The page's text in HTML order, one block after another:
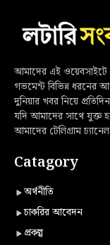
আমাদের এই ওয়েবসাইটে
গভমেন্ট বিভিন্ন
দুনিয়ার খবর নিয়ে
যদি আমাদের সাথে যুক্ত
আমাদের টেলিগ্রাম
Catagory
অর্থনীতি
চাকরির আবেদন
প্রকল্প